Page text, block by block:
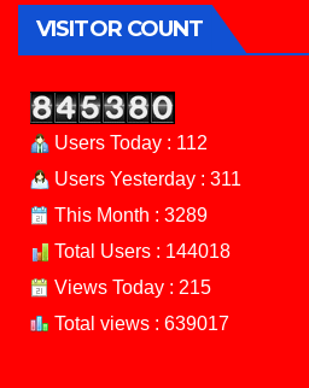
VISITOR COUNT
Users Today : 112
Users Yesterday : 311
This Month : 3289
Total Users : 144018
Views Today : 215
Total views : 639017